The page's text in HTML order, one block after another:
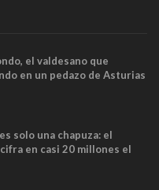
el valdesano que
en un pedazo de Asturias
es solo una chapuza: el
en casi 20 millones el
que no cabían por los